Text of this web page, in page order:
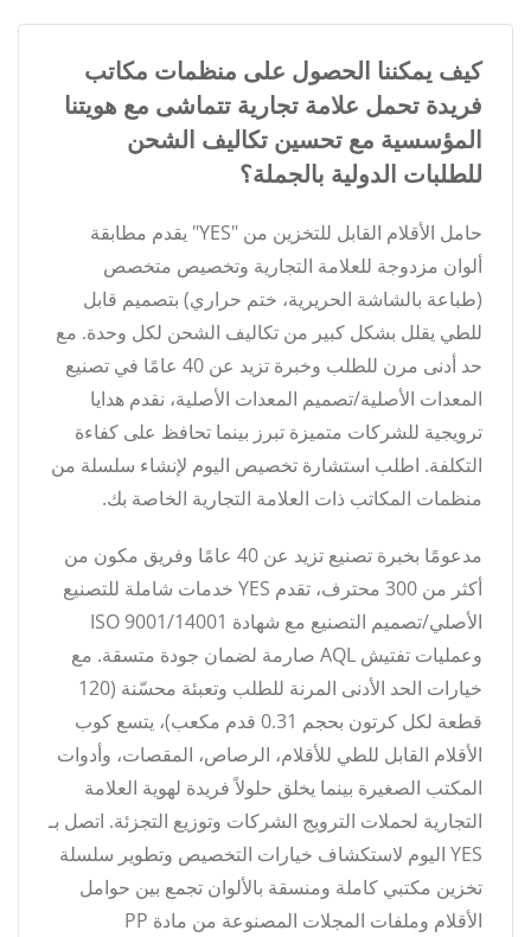
كيف يمكننا الحصول على منظمات مكاتب
فريدة تحمل علامة تجارية تتماشى مع هويتنا
المؤسسية مع تحسين تكاليف الشحن
للطلبات الدولية بالجملة؟
حامل الأقلام القابل للتخزين من "YES" يقدم مطابقة
ألوان مزدوجة للعلامة التجارية وتخصيص متخصص
(طباعة بالشاشة الحريرية، ختم حراري) بتصميم قابل
للطي يقلل بشكل كبير من تكاليف الشحن لكل وحدة. مع
حد أدنى مرن للطلب وخبرة تزيد عن 40 عامًا في تصنيع
المعدات الأصلية/تصميم المعدات الأصلية، نقدم هدايا
ترويجية للشركات متميزة تبرز بينما تحافظ على كفاءة
التكلفة. اطلب استشارة تخصيص اليوم لإنشاء سلسلة من
منظمات المكاتب ذات العلامة التجارية الخاصة بك.
مدعومًا بخبرة تصنيع تزيد عن 40 عامًا وفريق مكون من
أكثر من 300 محترف، تقدم YES خدمات شاملة للتصنيع
الأصلي/تصميم التصنيع مع شهادة ISO 9001/14001
وعمليات تفتيش AQL صارمة لضمان جودة متسقة. مع
خيارات الحد الأدنى المرنة للطلب وتعبئة محسّنة (120
قطعة لكل كرتون بحجم 0.31 قدم مكعب)، يتسع كوب
الأقلام القابل للطي للأقلام، الرصاص، المقصات، وأدوات
المكتب الصغيرة بينما يخلق حلولاً فريدة لهوية العلامة
التجارية لحملات الترويج الشركات وتوزيع التجزئة. اتصل بـ
YES اليوم لاستكشاف خيارات التخصيص وتطوير سلسلة
تخزين مكتبي كاملة ومنسقة بالألوان تجمع بين حوامل
الأقلام وملفات المجلات المصنوعة من مادة PP